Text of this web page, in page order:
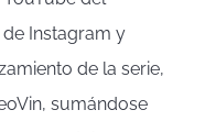
Instagram y
de la serie,
sumándose